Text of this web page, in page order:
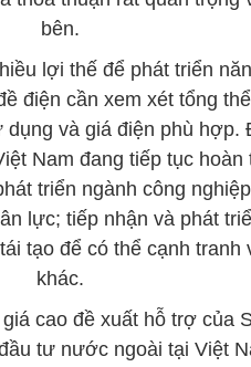
bên.
lợi thế để phát triển
điện cần xem xét tổng
và giá điện phù hợp.
Nam đang tiếp tục hoàn
triển ngành công
lực; tiếp nhận và phát
tạo để có thể cạnh tranh
khác.
cao đề xuất hỗ trợ của
tư nước ngoài tại Việt